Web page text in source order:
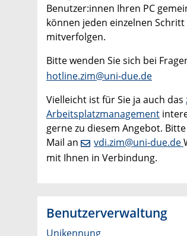
Benutzer:innen Ihren PC
können jeden einzelnen
mitverfolgen.
Bitte wenden Sie sich bei
hotline.zim@uni-due.de
Vielleicht ist für Sie ja auch das
Arbeitsplatzmanagement
gerne zu diesem Angebot.
Mail an
vdi.zim@uni-due.de
mit Ihnen in Verbindung.
Benutzerverwaltung
Unikennung